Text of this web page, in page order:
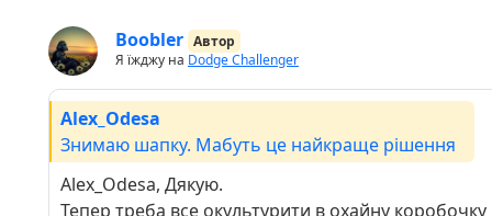
Boobler Автор
Я їжджу на Dodge Challenger
Alex_Odesa
Знимаю шапку. Мабуть це найкраще рішення
Alex_Odesa, Дякую.
Тепер треба все окультурити в охайну коробочку